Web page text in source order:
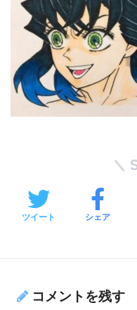
ツイート シェア
コメントを残す